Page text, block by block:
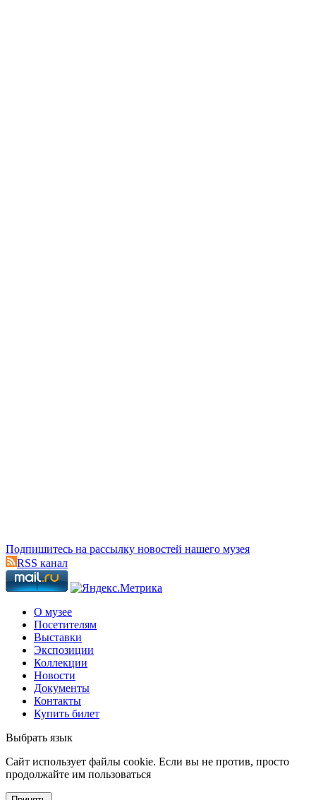
Подпишитесь на рассылку новостей нашего музея
RSS канал
О музее
Посетителям
Выставки
Экспозиции
Коллекции
Новости
Документы
Контакты
Купить билет
Выбрать язык
Cайт использует файлы cookie. Если вы не против, просто
продолжайте им пользоваться